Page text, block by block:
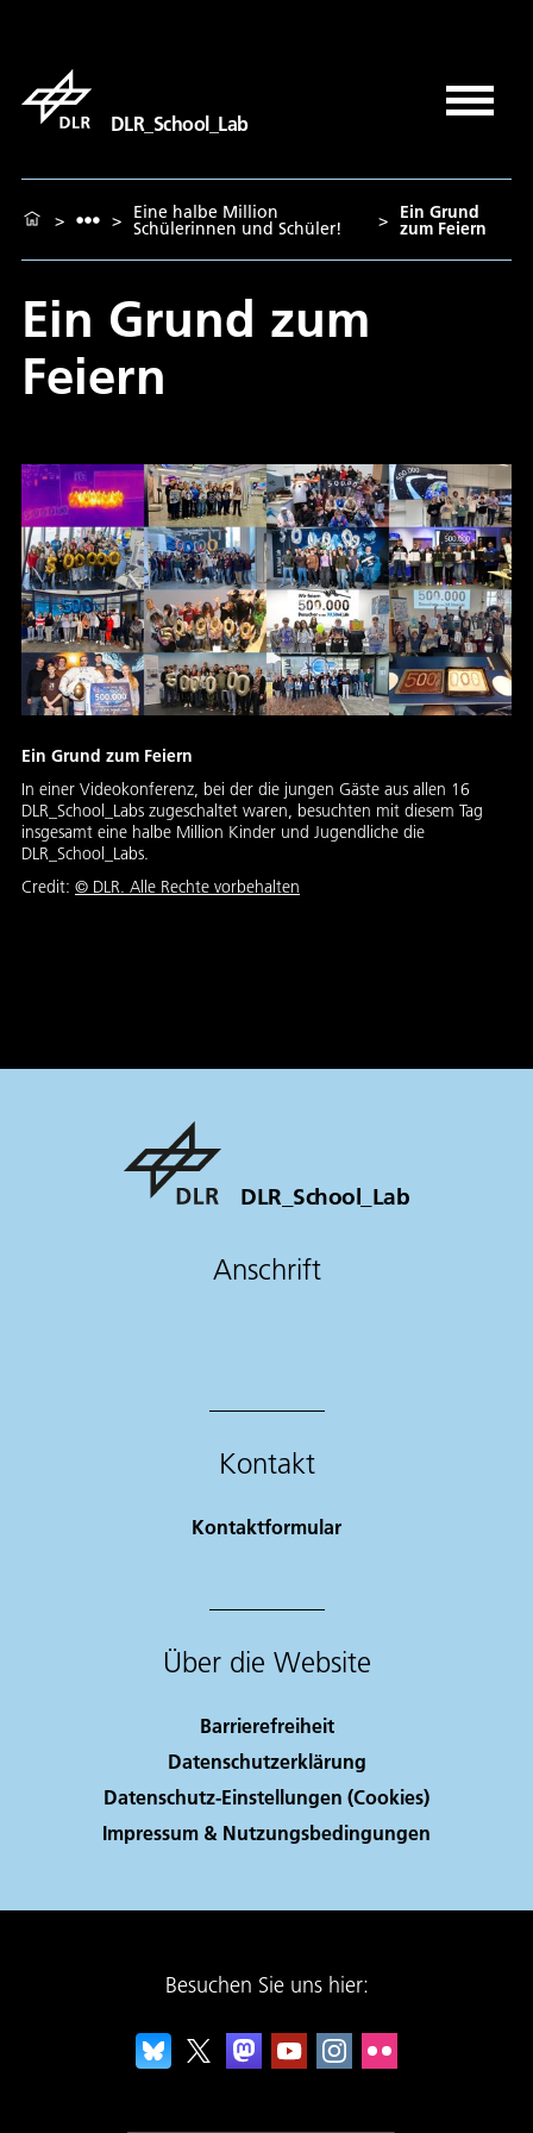
DLR_School_Lab
> > Eine halbe Million
Schülerinnen und Schüler! > Ein Grund
zum Feiern
Ein Grund zum
Feiern
Ein Grund zum Feiern
In einer Videokonferenz, bei der die jungen Gäste aus allen 16
DLR_School_Labs zugeschaltet waren, besuchten mit diesem Tag
insgesamt eine halbe Million Kinder und Jugendliche die
DLR_School_Labs.
Credit: © DLR. Alle Rechte vorbehalten
DLR_School_Lab
Anschrift
Kontakt
Kontaktformular
Über die Website
Barrierefreiheit
Datenschutzerklärung
Datenschutz-Einstellungen (Cookies)
Impressum & Nutzungsbedingungen
Besuchen Sie uns hier: